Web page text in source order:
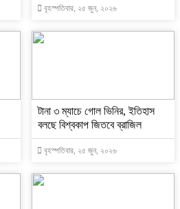
বৃহস্পতিবার, ২৫ জুন, ২০২৬
টানা ৩ ম্যাচে গোল ভিনির, ইতিহাস
বলছে বিশ্বকাপ জিতবে ব্রাজিল
বৃহস্পতিবার, ২৫ জুন, ২০২৬